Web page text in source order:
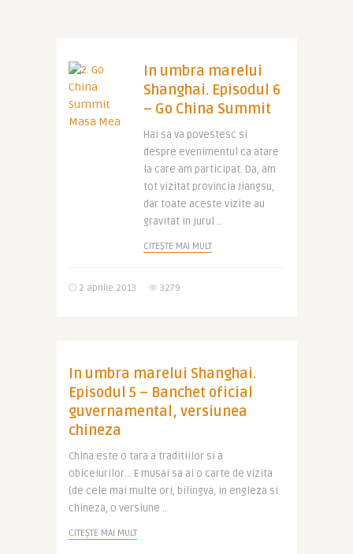
In umbra marelui
Shanghai. Episodul 6
– Go China Summit
Hai sa va povestesc si
despre evenimentul ca atare
la care am participat. Da, am
tot vizitat provincia Jiangsu,
dar toate aceste vizite au
gravitat in jurul ..
CITEȘTE MAI MULT
2 aprilie 2013 3279
In umbra marelui Shanghai.
Episodul 5 – Banchet oficial
guvernamental, versiunea
chineza
China este o tara a traditiilor si a
obiceiurilor… E musai sa ai o carte de vizita
(de cele mai multe ori, bilingva, in engleza si
chineza, o versiune ..
CITEȘTE MAI MULT